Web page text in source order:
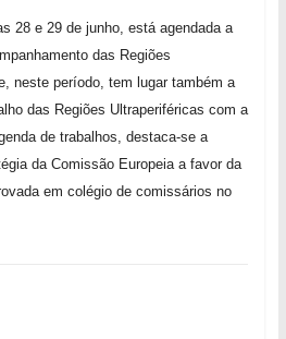
28 e 29 de junho, está agendada a
das Regiões
neste período, tem lugar também a
das Regiões Ultraperiféricas com a
de trabalhos, destaca-se a
da Comissão Europeia a favor da
em colégio de comissários no